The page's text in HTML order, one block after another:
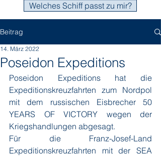
Welches Schiff passt zu mir?
Beitrag
Poseidon Expeditions
14. März 2022
Poseidon Expeditions hat die
Expeditionskreuzfahrten zum Nordpol
mit dem russischen Eisbrecher 50
YEARS OF VICTORY wegen der
Kriegshandlungen abgesagt.
Für die Franz-Josef-Land
Expeditionskreuzfahrten mit der SEA